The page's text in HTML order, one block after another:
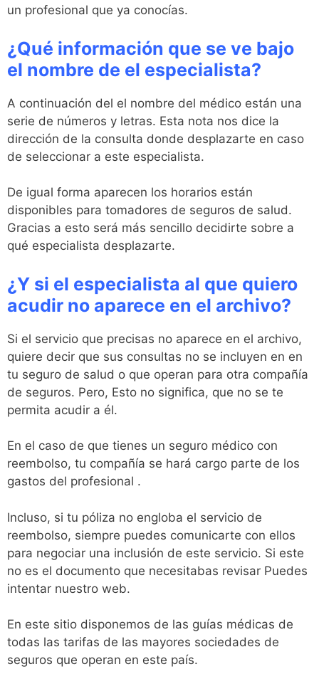
un profesional que ya conocías.
¿Qué información que se ve bajo
el nombre de el especialista?
A continuación del el nombre del médico están una
serie de números y letras. Esta nota nos dice la
dirección de la consulta donde desplazarte en caso
de seleccionar a este especialista.
De igual forma aparecen los horarios están
disponibles para tomadores de seguros de salud.
Gracias a esto será más sencillo decidirte sobre a
qué especialista desplazarte.
¿Y si el especialista al que quiero
acudir no aparece en el archivo?
Si el servicio que precisas no aparece en el archivo,
quiere decir que sus consultas no se incluyen en en
tu seguro de salud o que operan para otra compañía
de seguros. Pero, Esto no significa, que no se te
permita acudir a él.
En el caso de que tienes un seguro médico con
reembolso, tu compañía se hará cargo parte de los
gastos del profesional .
Incluso, si tu póliza no engloba el servicio de
reembolso, siempre puedes comunicarte con ellos
para negociar una inclusión de este servicio. Si este
no es el documento que necesitabas revisar Puedes
intentar nuestro web.
En este sitio disponemos de las guías médicas de
todas las tarifas de las mayores sociedades de
seguros que operan en este país.